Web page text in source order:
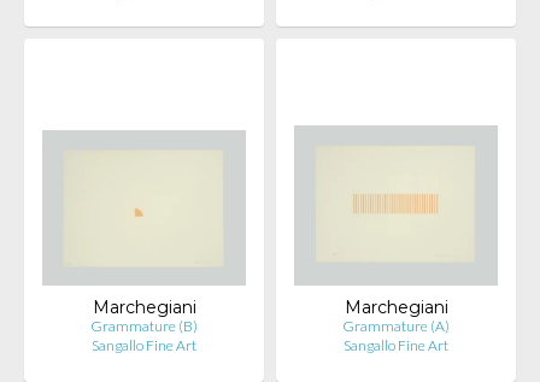
Marchegiani
Grammature (B)
Sangallo Fine Art
Marchegiani
Grammature (A)
Sangallo Fine Art